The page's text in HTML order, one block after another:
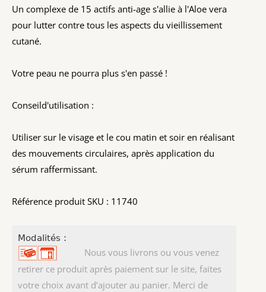
Un complexe de 15 actifs anti-age s'allie à l'Aloe vera
pour lutter contre tous les aspects du vieillissement
cutané.
Votre peau ne pourra plus s'en passé !
Conseild'utilisation :
Utiliser sur le visage et le cou matin et soir en réalisant
des mouvements circulaires, après application du
sérum raffermissant.
Référence produit SKU : 11740
Modalités :
Nous vous livrons ou vous venez
retirer ce produit après paiement sur le site, faites
votre choix avant d’ajouter au panier. Merci de